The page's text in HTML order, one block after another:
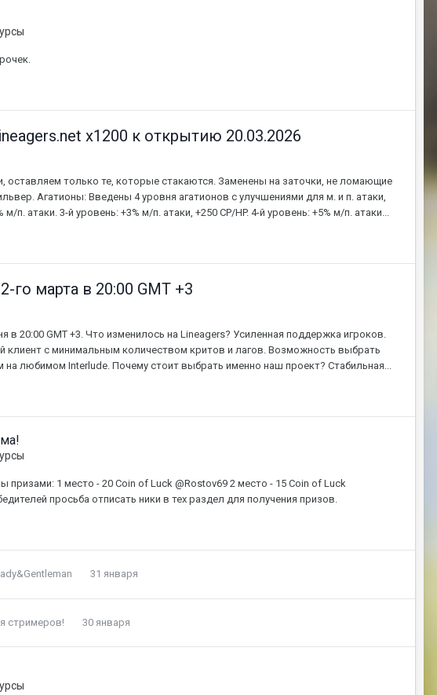
x1200 к открытию 20.03.2026
оставляем только те, которые стакаются. Заменены на заточки, не ломающие
Агатионы: Введены 4 уровня агатионов с улучшениями для м. и п. атаки,
п. атаки. 3-й уровень: +3% м/п. атаки, +250 CP/HP. 4-й уровень: +5% м/п. атаки...
го марта в 20:00 GMT +3
в 20:00 GMT +3. Что изменилось на Lineagers? Усиленная поддержка игроков.
клиент с минимальным количеством критов и лагов. Возможность выбрать
на любимом Interlude. Почему стоит выбрать именно наш проект? Стабильная...
1 место - 20 Coin of Luck @Rostov69 2 место - 15 Coin of Luck
просьба отписать ники в тех раздел для получения призов.
31 января
стримеров! 30 января